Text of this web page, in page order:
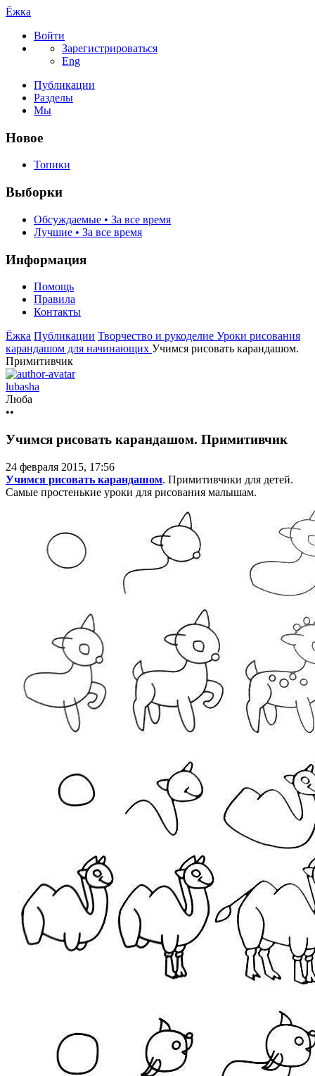
Ёжка
Войти
Зарегистрироваться
Eng
Публикации
Разделы
Мы
Новое
Топики
Выборки
Обсуждаемые • За все время
Лучшие • За все время
Информация
Помощь
Правила
Контакты
Ёжка Публикации Творчество и рукоделие Уроки рисования
карандашом для начинающих Учимся рисовать карандашом.
Примитивчик
lubasha
Люба
••
Учимся рисовать карандашом. Примитивчик
24 февраля 2015, 17:56
Учимся рисовать карандашом. Примитивчики для детей.
Самые простенькие уроки для рисования малышам.